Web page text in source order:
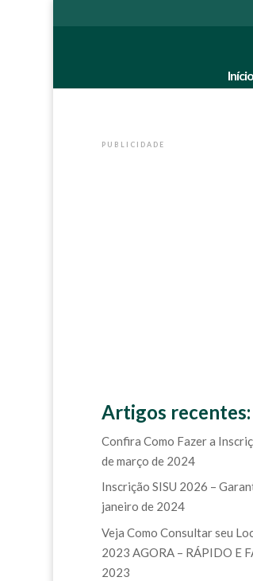
Início
PUBLICIDADE
Artigos recentes:
Confira Como Fazer a
de março de 2024
Inscrição SISU 2026 –
janeiro de 2024
Veja Como Consultar seu
2023 AGORA – RÁPIDO E
2023